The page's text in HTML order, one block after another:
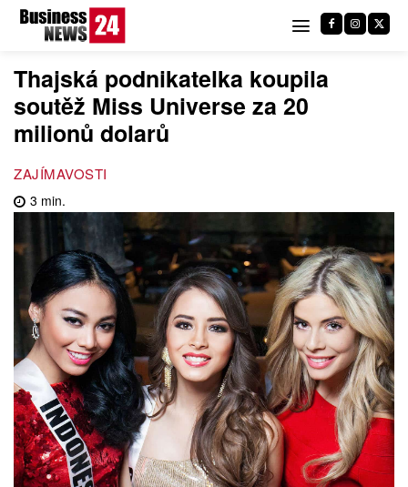
Thajská podnikatelka koupila
soutěž Miss Universe za 20
milionů dolarů
ZAJÍMAVOSTI
3 min.